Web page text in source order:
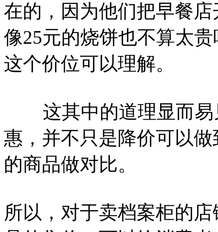
在的，因为他们把早餐
像25元的烧饼也不算太
这个价位可以理解。
这其中的道理显而易
惠，并不只是降价可以
的商品做对比。
所以，对于卖档案柜的